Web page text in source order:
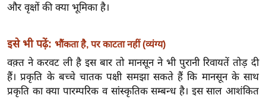
त
ग
इं
डि
या
और वृक्षों की क्या भूमिका है।
इसे भी पढ़ें: भौंकता है, पर काटता नहीं (व्यंग्य)
वक़्त ने करवट ली है इस बार तो मानसून ने भी पुरानी रिवायतें तोड़ दी
हैं। प्रकृति के बच्चे चातक पक्षी समझा सकते हैं कि मानसून के साथ
प्रकृति का क्या पारम्परिक व सांस्कृतिक सम्बन्ध है। इस साल आशंकित